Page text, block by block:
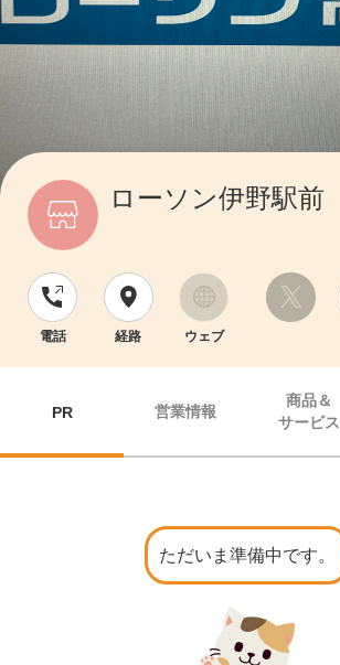
ローソン伊野駅前
電話 経路 ウェブ
PR 営業情報
商品＆
サービス
ただいま準備中です。